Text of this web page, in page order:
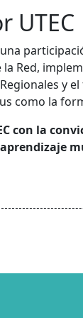
UTEC
Red,
y
como la
con la